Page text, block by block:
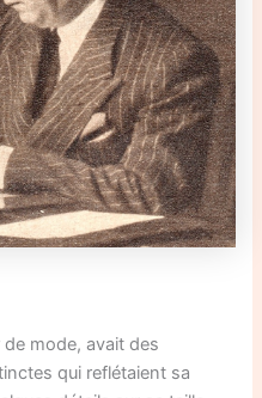
mode, avait des
qui reflétaient sa